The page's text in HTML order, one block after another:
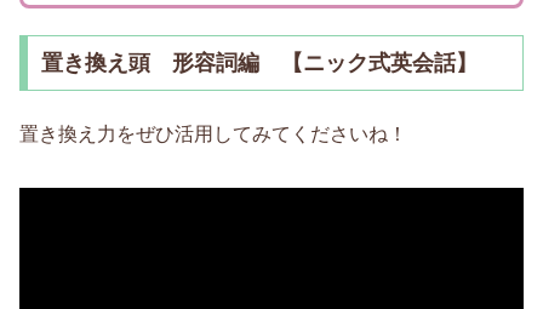
置き換え頭 形容詞編 【ニック式英会話】
置き換え力をぜひ活用してみてくださいね！